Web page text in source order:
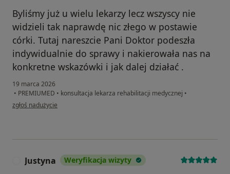
Byliśmy już u wielu lekarzy lecz wszyscy nie
widzieli tak naprawdę nic złego w postawie
córki. Tutaj nareszcie Pani Doktor podeszła
indywidualnie do sprawy i nakierowała nas na
konkretne wskazówki i jak dalej działać .
19 marca 2026
• PREMIUMED • konsultacja lekarza rehabilitacji medycznej •
w opinii użytkownika Dawid
zgłoś nadużycie
Justyna Weryfikacja wizyty